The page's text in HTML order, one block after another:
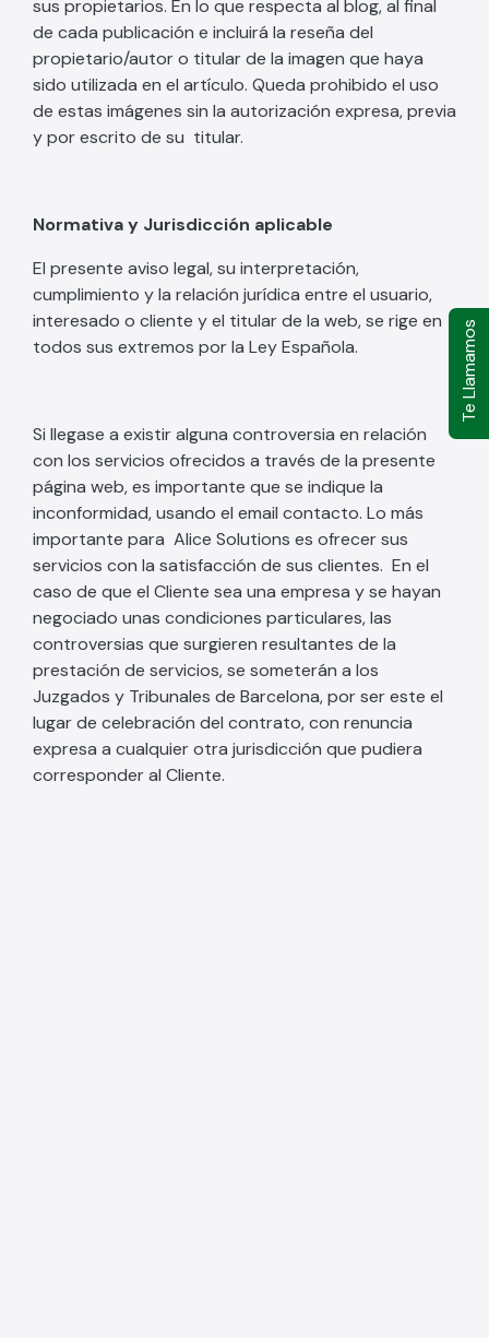
sus propietarios. En lo que respecta al blog, al final
de cada publicación e incluirá la reseña del
propietario/autor o titular de la imagen que haya
sido utilizada en el artículo. Queda prohibido el uso
de estas imágenes sin la autorización expresa, previa
y por escrito de su titular.
Normativa y Jurisdicción aplicable
El presente aviso legal, su interpretación,
cumplimiento y la relación jurídica entre el usuario,
interesado o cliente y el titular de la web, se rige en
todos sus extremos por la Ley Española.
Si llegase a existir alguna controversia en relación
con los servicios ofrecidos a través de la presente
página web, es importante que se indique la
inconformidad, usando el email contacto. Lo más
importante para Alice Solutions es ofrecer sus
servicios con la satisfacción de sus clientes. En el
caso de que el Cliente sea una empresa y se hayan
negociado unas condiciones particulares, las
controversias que surgieren resultantes de la
prestación de servicios, se someterán a los
Juzgados y Tribunales de Barcelona, por ser este el
lugar de celebración del contrato, con renuncia
expresa a cualquier otra jurisdicción que pudiera
corresponder al Cliente.
Te Llamamos